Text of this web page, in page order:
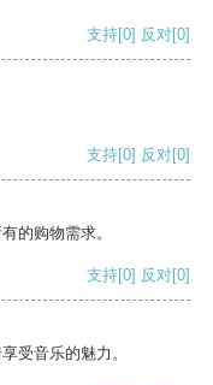
支持[0] 反对[0]
支持[0] 反对[0]
的购物需求。
支持[0] 反对[0]
受音乐的魅力。